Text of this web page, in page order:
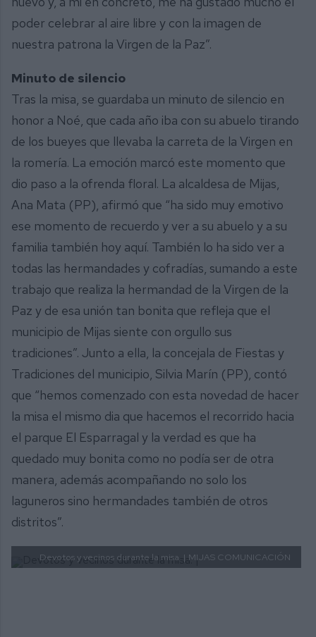
poder celebrar al aire libre y con la imagen de
nuestra patrona la Virgen de la Paz”.
Minuto de silencio
Tras la misa, se guardaba un minuto de silencio en
honor a Noé, que cada año iba con su abuelo tirando
de los bueyes que llevaba la carreta de la Virgen en
la romería. La emoción marcó este momento que
dio paso a la ofrenda floral. La alcaldesa de Mijas,
Ana Mata (PP), afirmó que “ha sido muy emotivo
ese momento de recuerdo y ver a su abuelo y a su
familia también hoy aquí. También lo ha sido ver a
todas las hermandades y cofradías, sumando a este
trabajo que realiza la hermandad de la Virgen de la
Paz y de esa unión tan bonita que refleja que el
municipio de Mijas siente con orgullo sus
tradiciones”. Junto a ella, la concejala de Fiestas y
Tradiciones del municipio, Silvia Marín (PP), contó
que “hemos comenzado con esta novedad de hacer
la misa el mismo dia que hacemos el recorrido hacia
el parque El Esparragal y la verdad es que ha
quedado muy bonita como no podía ser de otra
manera, además acompañando no solo los
laguneros sino hermandades también de otros
distritos”.
Devotos y vecinos durante la misa. | MIJAS COMUNICACIÓN